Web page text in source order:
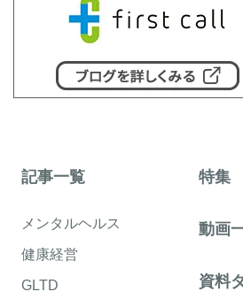
記事一覧
メンタルヘルス
健康経営
GLTD
特集
動画
資料